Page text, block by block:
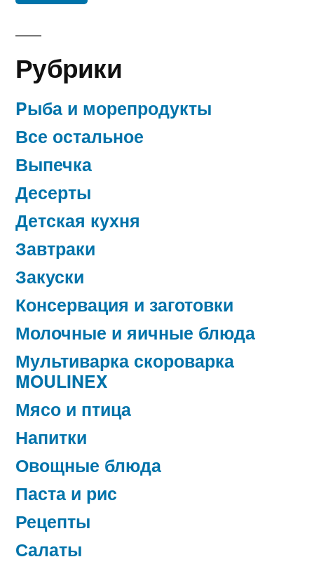
Рубрики
Pыба и морепродукты
Все остальное
Выпечка
Десерты
Детская кухня
Завтраки
Закуски
Консервация и заготовки
Молочные и яичные блюда
Мультиварка скороварка
MOULINEX
Мясо и птица
Напитки
Овощные блюда
Паста и рис
Рецепты
Салаты